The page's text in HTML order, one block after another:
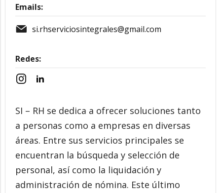
Emails:
si.rhserviciosintegrales@gmail.com
Redes:
SI – RH se dedica a ofrecer soluciones tanto
a personas como a empresas en diversas
áreas. Entre sus servicios principales se
encuentran la búsqueda y selección de
personal, así como la liquidación y
administración de nómina. Este último